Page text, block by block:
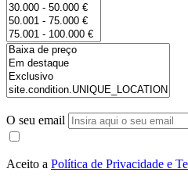
O seu email
Aceito a Política de Privacidade e